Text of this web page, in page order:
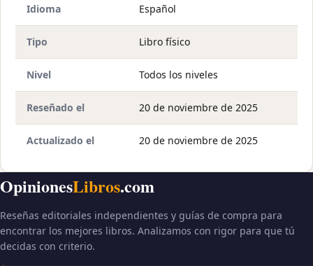
Idioma Español
Tipo Libro físico
Nivel Todos los niveles
Reseñado el 20 de noviembre de 2025
Actualizado el 20 de noviembre de 2025
OpinionesLibros.com
Reseñas editoriales independientes y guías de compra para
encontrar los mejores libros. Analizamos con rigor para que tú
decidas con criterio.